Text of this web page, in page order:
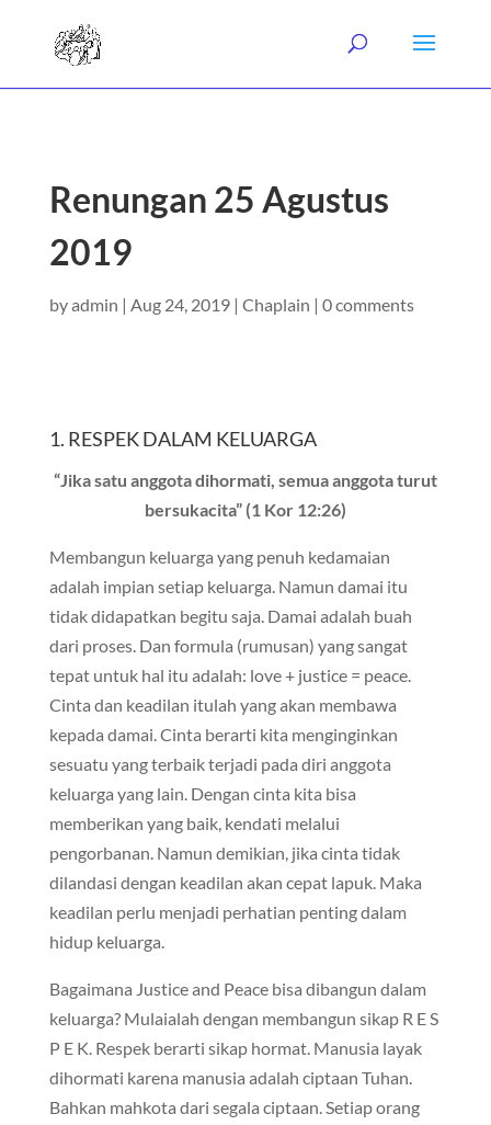
Renungan 25 Agustus
2019
byadmin | Aug 24, 2019| Chaplain | 0 comments
1. RESPEK DALAM KELUARGA
“Jika satu anggota dihormati, semua anggota turut
bersukacita” (1 Kor 12:26)
Membangun keluarga yang penuh kedamaian
adalah impian setiap keluarga. Namun damai itu
tidak didapatkan begitu saja. Damai adalah buah
dari proses. Dan formula (rumusan) yang sangat
tepat untuk hal itu adalah: love + justice = peace.
Cinta dan keadilan itulah yang akan membawa
kepada damai. Cinta berarti kita menginginkan
sesuatu yang terbaik terjadi pada diri anggota
keluarga yang lain. Dengan cinta kita bisa
memberikan yang baik, kendati melalui
pengorbanan. Namun demikian, jika cinta tidak
dilandasi dengan keadilan akan cepat lapuk. Maka
keadilan perlu menjadi perhatian penting dalam
hidup keluarga.
Bagaimana Justice and Peace bisa dibangun dalam
keluarga? Mulaialah dengan membangun sikap R E S
P E K. Respek berarti sikap hormat. Manusia layak
dihormati karena manusia adalah ciptaan Tuhan.
Bahkan mahkota dari segala ciptaan. Setiap orang